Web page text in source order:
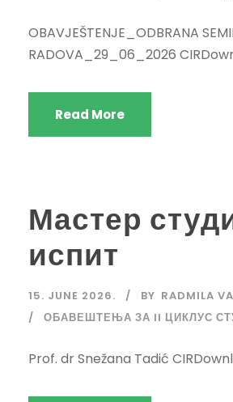
OBAVJEŠTENJE_ODBRANA
RADOVA_29_06_2026
Read More
Мастер
испит
15. JUNE 2026. BY RADMILA
ОБАВЕШТЕЊА ЗА II ЦИКЛУС
Prof. dr Snežana Tadić